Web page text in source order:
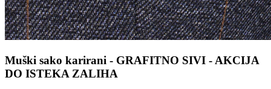
Muški sako karirani - GRAFITNO SIVI - AKCIJA
DO ISTEKA ZALIHA